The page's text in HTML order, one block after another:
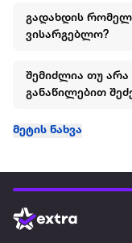
გადახდის
ვისარგებლო?
შემიძლია თუ არა
განაწილებით
მეტის ნახვა